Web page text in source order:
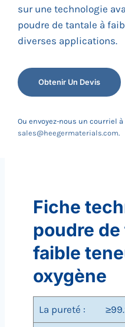
sur une technologie
poudre de tantale à
diverses applications.
Obtenir Un Devis
Ou envoyez-nous un courriel
sales@heegermaterials.com.
Fiche
poudre de
faible
oxygène
La pureté :